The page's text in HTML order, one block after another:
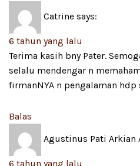
Catrine says:
6 tahun yang lalu
Terima kasih bny Pater.
selalu mendengar n
firmanNYA n pengalaman hdp
Balas
Agustinus Pati Arkian
6 tahun yang lalu